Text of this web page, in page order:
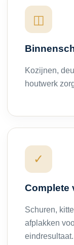
◫
Kozijnen,
houtwerk
✓
Complete
Schuren,
afplakken
eindresultaat.